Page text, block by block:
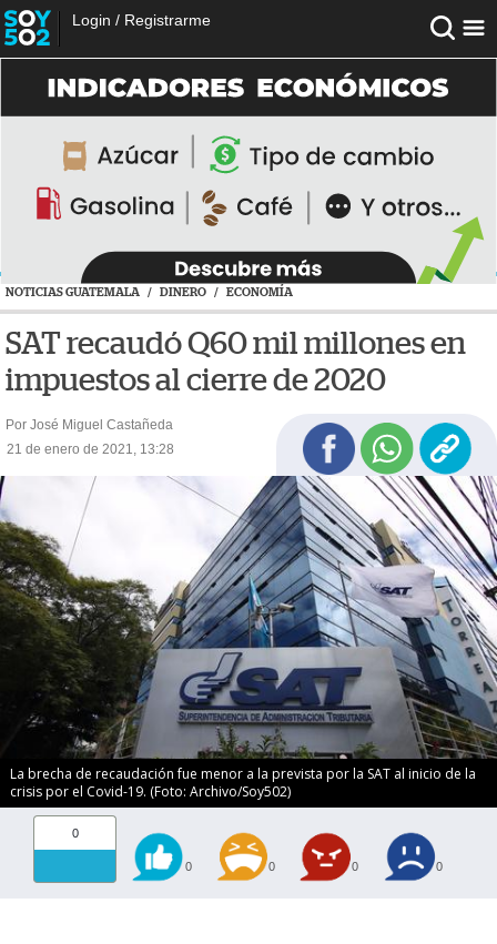
Login / Registrarme
NOTICIAS GUATEMALA / DINERO / ECONOMÍA
SAT recaudó Q60 mil millones en
impuestos al cierre de 2020
Por José Miguel Castañeda
21 de enero de 2021, 13:28
La brecha de recaudación fue menor a la prevista por la SAT al inicio de la
crisis por el Covid-19. (Foto: Archivo/Soy502)
0
0 0 0 0